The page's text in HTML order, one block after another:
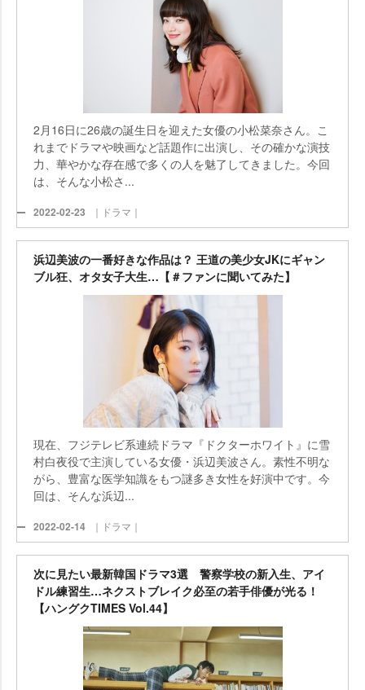
2月16日に26歳の誕生日を迎えた女優の小松菜奈さん。こ
れまでドラマや映画など話題作に出演し、その確かな演技
力、華やかな存在感で多くの人を魅了してきました。今回
は、そんな小松さ...
2022-02-23 ｜ドラマ｜
浜辺美波の一番好きな作品は？ 王道の美少女JKにギャン
ブル狂、オタ女子大生…【＃ファンに聞いてみた】
現在、フジテレビ系連続ドラマ『ドクターホワイト』に雪
村白夜役で主演している女優・浜辺美波さん。素性不明な
がら、豊富な医学知識をもつ謎多き女性を好演中です。今
回は、そんな浜辺...
2022-02-14 ｜ドラマ｜
次に見たい最新韓国ドラマ3選 警察学校の新入生、アイ
ドル練習生…ネクストブレイク必至の若手俳優が光る！
【ハングクTIMES Vol.44】